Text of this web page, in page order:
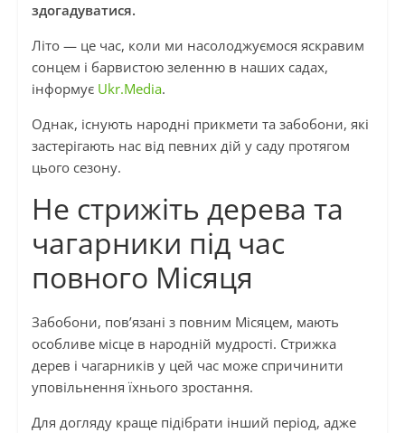
здогадуватися.
Літо — це час, коли ми насолоджуємося яскравим
сонцем і барвистою зеленню в наших садах,
інформує Ukr.Media.
Однак, існують народні прикмети та забобони, які
застерігають нас від певних дій у саду протягом
цього сезону.
Не стрижіть дерева та
чагарники під час
повного Місяця
Забобони, пов’язані з повним Місяцем, мають
особливе місце в народній мудрості. Стрижка
дерев і чагарників у цей час може спричинити
уповільнення їхнього зростання.
Для догляду краще підібрати інший період, адже